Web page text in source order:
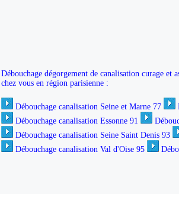
Débouchage dégorgement de canalisation curage et
chez vous en région parisienne :
Débouchage canalisation Seine et Marne 77
Débouchage canalisation Essonne 91
Débouchage canalisation Seine Saint Denis 93
Débouchage canalisation Val d'Oise 95